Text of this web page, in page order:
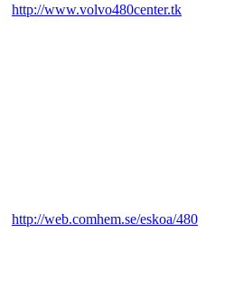
http://www.volvo480center.tk
http://web.comhem.se/eskoa/480